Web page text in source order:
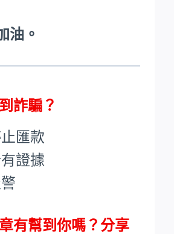
油。
詐騙？
匯款
證據
有幫到你嗎？分享